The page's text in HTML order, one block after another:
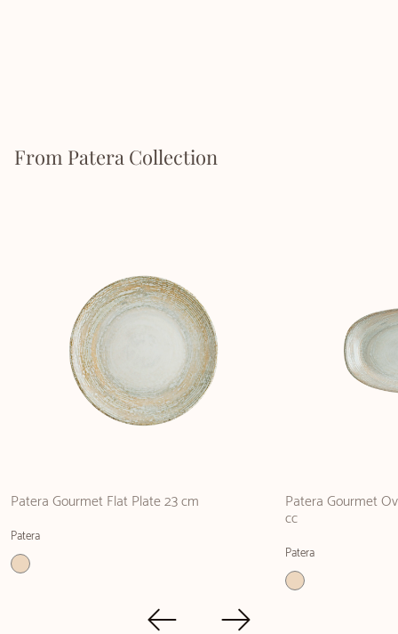
From Patera Collection
Patera Gourmet Flat Plate 23 cm
Patera
Patera Gourmet
cc
Patera